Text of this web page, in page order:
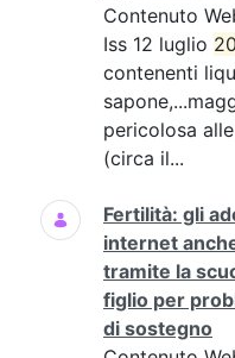
Contenuto
Iss 12 luglio
contenenti
pericolosa
(circa il...
Fertilità: gli
internet
tramite la
figlio per
di sostegno